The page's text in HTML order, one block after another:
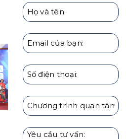
người Nhật | Hướng Nghiệp